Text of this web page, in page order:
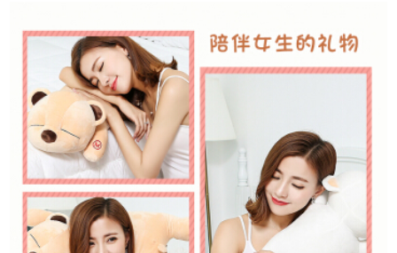
る。
ロシュート。スティ
ンレスネイ直身カプ
コンです。
+ビルレの抑制+手を
加えます。